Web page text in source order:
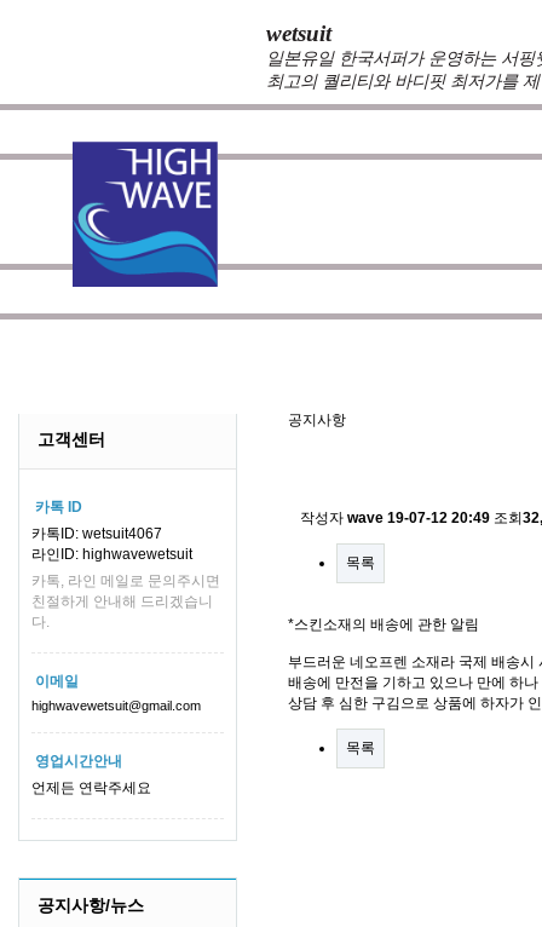
wetsuit
일본유일 한국서퍼가 운영하는 서
최고의 퀄리티와 바디핏 최저가를
zeppelin wetsuits
를 두고 있습니다.100%커스텀 제작
않도록 끊임 없이 노력하는 서핑전용 웻슈트 브랜드입니
고객센터
카톡 ID
카톡ID: wetsuit4067
라인ID: highwavewetsuit
카톡, 라인 메일로 문의주시면
친절하게 안내해 드리겠습니
다.
이메일
highwavewetsuit@gmail.com
영업시간안내
언제든 연락주세요
공지사항/뉴스
공지사항
작성자 wave 19-07-12 20:49 조회
목록
*스킨소재의 배송에 관한 알림
부드러운 네오프렌 소재라 국제 배송
배송에 만전을 기하고 있으나 만에 하
상담 후 심한 구김으로 상품에 하자가
목록